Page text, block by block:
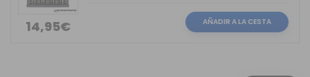
14,95€ AÑADIR A LA CESTA